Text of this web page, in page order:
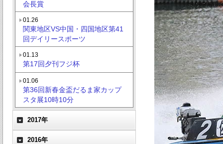
会長賞
01.26
関東地区VS中国・四国地区第41
回デイリースポーツ
01.13
第17回夕刊フジ杯
01.06
第36回新春金盃だるま家カップ
スタ展10時10分
2017年
2016年